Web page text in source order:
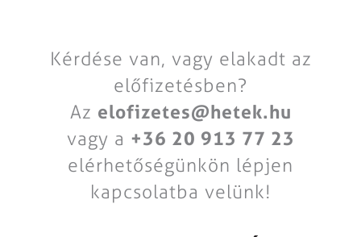
Kérdése van, vagy elakadt az
előfizetésben?
Az elofizetes@hetek.hu
vagy a +36 20 913 77 23
elérhetőségünkön lépjen
kapcsolatba velünk!